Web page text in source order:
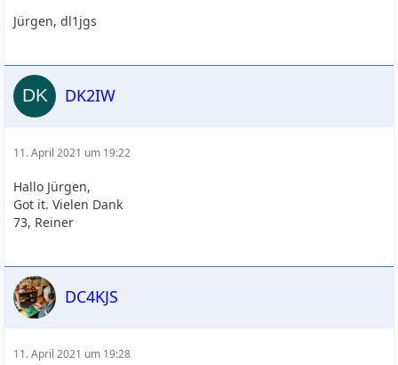
Jürgen, dl1jgs
DK2IW
11. April 2021 um 19:22
Hallo Jürgen,
Got it. Vielen Dank
73, Reiner
DC4KJS
11. April 2021 um 19:28